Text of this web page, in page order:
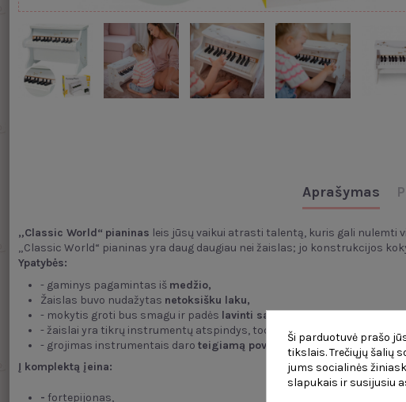
Aprašymas
„Classic World“ pianinas leis jūsų vaikui atrasti talentą, kuris gali nulemti
„Classic World“ pianinas yra daug daugiau nei žaislas; jo konstrukcijos
Ypatybės:
- gaminys pagamintas iš medžio,
Žaislas buvo nudažytas netoksišku laku,
- mokytis groti bus smagu ir padės lavinti savo talentus,
- žaislai yra tikrų instrumentų atspindys, todėl mažasis menininkas
- grojimas instrumentais daro teigiamą poveikį vaikų vystymuisiper
Į komplektą įeina:
- fortepijonas,
Ši parduotuvė prašo
tikslais. Trečiųjų šalių
jums socialinės
slapukais ir susijusiu